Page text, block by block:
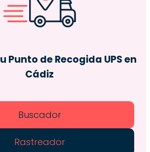
Punto de Recogida UPSen
Cádiz
Buscador
Rastreador